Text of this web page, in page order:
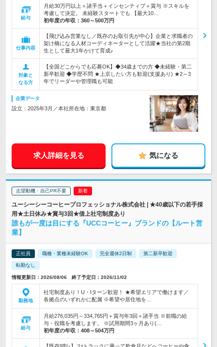
給与
月給30万円以上＋諸手当＋インセンティブ＋賞与 ※スキルを
考慮して決定。 未経験スタートでも 【最大10…
初年度の年収： 360～500万円
仕事内容
【飛び込み営業なし／既存のお取引先が中心】企業と求職者の
架け橋になる人材コーディネーターとして活躍★当社の第2期
生として最大1年かけて育成♪
対象と
なる方
【全国どこからでも応募OK】◆34歳までの方 ◆未経験・第二
新卒歓迎 ◆学歴不問 ★上京したい方も歓迎(支援あり) ★2～3
年でリーダーや管理職も可能
企業データ
設立：2025年3月／本社所在地：東京都
求人詳細を見る 気になる
志望動機・自己PR不要
ユーシーシーコーヒープロフェッショナル株式会社 | ★40歳以下の若手採
用★土日休み★賞与3回★借上社宅制度あり
誰もが一度は目にする『UCCコーヒー』ブランドの【ルート営
業】
正社員 職種・業種未経験OK 完全週休2日制 第二新卒歓迎
転勤なし
情報更新日：2026/08/06 終了予定日：2026/11/02
勤務地
社宅制度あり！U・Iターン歓迎！ ★希望エリアで働けます／
各拠点のいずれかに配属 ※希望や居住地を…
給与
月給276,035円～334,765円＋賞与年3回＋諸手当 ※前職の給
与・役職を考慮します。 ※試用期間3ヶ月あり(…
初年度の年収： 408～504万円
【既存9割♪】２tトラックに乗って飲食店などへコーヒーや食